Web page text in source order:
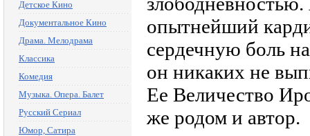
Детское Кино
Документальное Кино
Драма. Мелодрама
Классика
Комедия
Музыка. Опера. Балет
Русский Сериал
Юмор, Сатира
опытнейший
сердечную боль
он никаких не
Ее Величество
же родом и автор.